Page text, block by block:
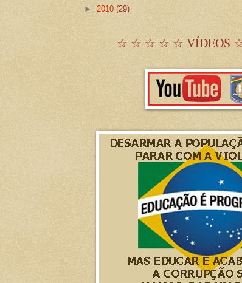
► 2010 (29)
☆ ☆ ☆ ☆ ☆ VÍDEOS